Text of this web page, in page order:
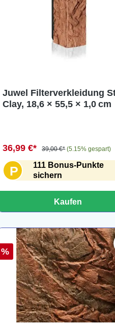
Juwel Filterverkleidung
Clay, 18,6 × 55,5 × 1,0 cm
36,99 €* 39,00 €* (5.15% gespart)
P
111 Bonus-Punkte
sichern
Kaufen
%